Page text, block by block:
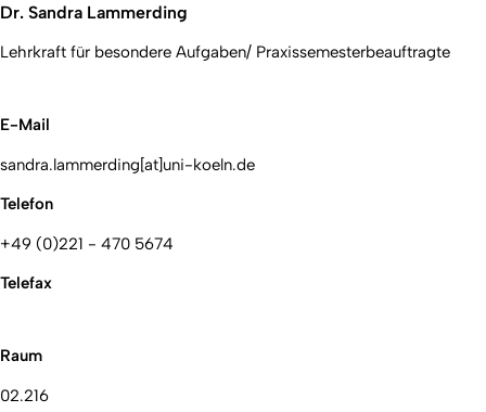
Dr. Sandra Lammerding
Lehrkraft für besondere Aufgaben/ Praxissemesterbeauftragte
E-Mail
sandra.lammerding[at]uni-koeln.de
Telefon
+49 (0)221 - 470 5674
Telefax
Raum
02.216